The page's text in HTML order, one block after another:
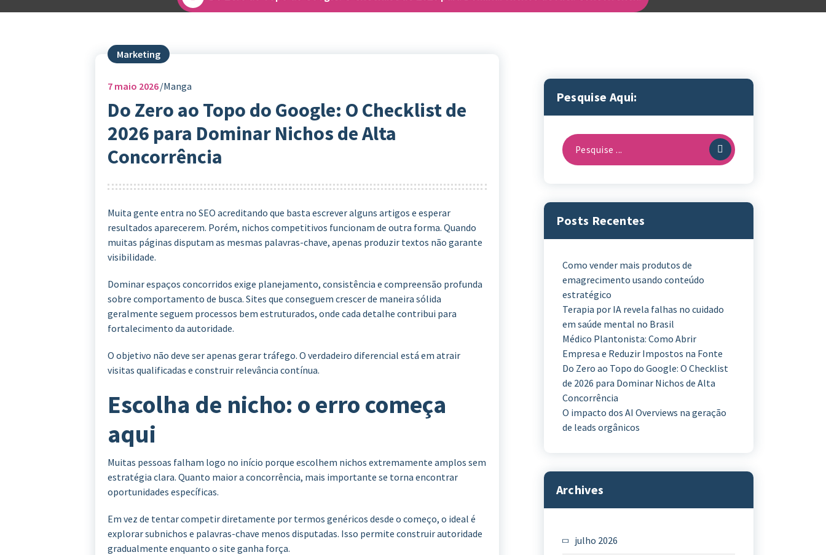
Marketing
7maio 2026 Manga
Do Zero ao Topo do Google: O Checklist de
2026 para Dominar Nichos de Alta
Concorrência
Muita gente entra no SEO acreditando que basta escrever alguns artigos e esperar
resultados aparecerem. Porém, nichos competitivos funcionam de outra forma. Quando
muitas páginas disputam as mesmas palavras-chave, apenas produzir textos não garante
visibilidade.
Dominar espaços concorridos exige planejamento, consistência e compreensão profunda
sobre comportamento de busca. Sites que conseguem crescer de maneira sólida
geralmente seguem processos bem estruturados, onde cada detalhe contribui para
fortalecimento da autoridade.
O objetivo não deve ser apenas gerar tráfego. O verdadeiro diferencial está em atrair
visitas qualificadas e construir relevância contínua.
Escolha de nicho: o erro começa
aqui
Muitas pessoas falham logo no início porque escolhem nichos extremamente amplos sem
estratégia clara. Quanto maior a concorrência, mais importante se torna encontrar
oportunidades específicas.
Em vez de tentar competir diretamente por termos genéricos desde o começo, o ideal é
explorar subnichos e palavras-chave menos disputadas. Isso permite construir autoridade
gradualmente enquanto o site ganha força.
Pesquise Aqui:
Pesquisa
por:
Posts Recentes
Como vender mais produtos de
emagrecimento usando conteúdo
estratégico
Terapia por IA revela falhas no cuidado
em saúde mental no Brasil
Médico Plantonista: Como Abrir
Empresa e Reduzir Impostos na Fonte
Do Zero ao Topo do Google: O Checklist
de 2026 para Dominar Nichos de Alta
Concorrência
O impacto dos AI Overviews na geração
de leads orgânicos
Archives
julho 2026